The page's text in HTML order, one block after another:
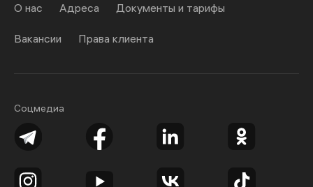
Соцмедиа
О нас Адреса Документы и тарифы
Вакансии Права клиента